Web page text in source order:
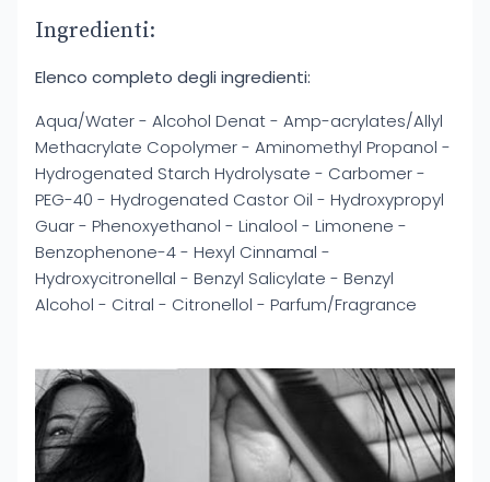
Ingredienti:
Elenco completo degli ingredienti:
Aqua/Water - Alcohol Denat - Amp-acrylates/Allyl
Methacrylate Copolymer - Aminomethyl Propanol -
Hydrogenated Starch Hydrolysate - Carbomer -
PEG-40 - Hydrogenated Castor Oil - Hydroxypropyl
Guar - Phenoxyethanol - Linalool - Limonene -
Benzophenone-4 - Hexyl Cinnamal -
Hydroxycitronellal - Benzyl Salicylate - Benzyl
Alcohol - Citral - Citronellol - Parfum/Fragrance